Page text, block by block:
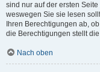
sind nur auf der ersten
weswegen Sie sie lesen
Ihren Berechtigungen ab,
die Berechtigungen stellt
Nach oben